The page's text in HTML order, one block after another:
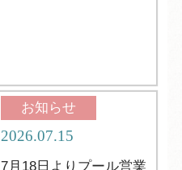
お知らせ
2026.07.15
7月18日よりプール営業